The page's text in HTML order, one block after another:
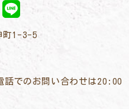
町1-3-5
でのお問い合わせは20:00